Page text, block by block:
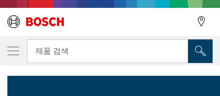
제품 검색
... EXPERT Power Change Plus용 파일럿 드릴, TCT 8.5 x 105mm
선택한 변형
EXPERT Power Change Plus용 파일럿 드
2 608 901 968